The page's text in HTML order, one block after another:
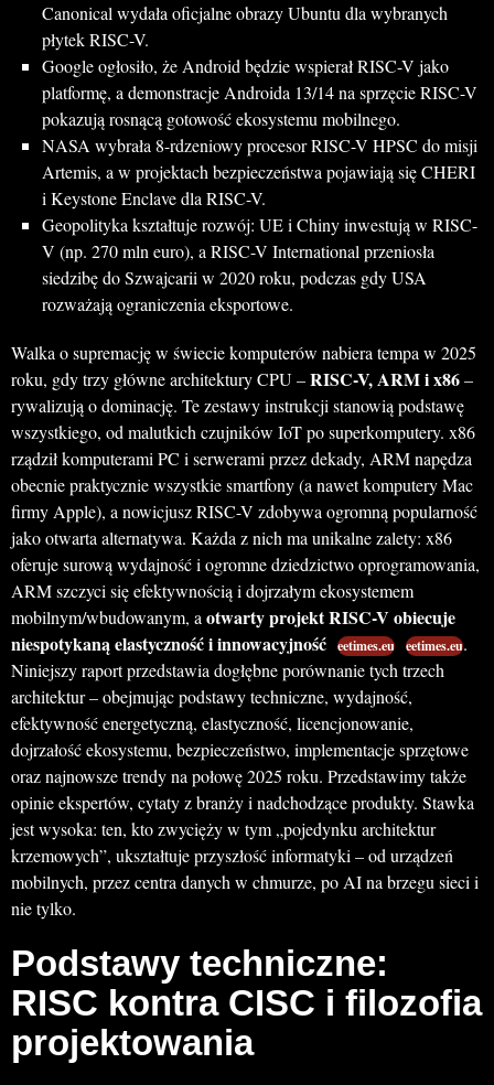
Canonical wydała oficjalne obrazy Ubuntu dla wybranych
płytek RISC-V.
Google ogłosiło, że Android będzie wspierał RISC-V jako
platformę, a demonstracje Androida 13/14 na sprzęcie RISC-V
pokazują rosnącą gotowość ekosystemu mobilnego.
NASA wybrała 8-rdzeniowy procesor RISC-V HPSC do misji
Artemis, a w projektach bezpieczeństwa pojawiają się CHERI
i Keystone Enclave dla RISC-V.
Geopolityka kształtuje rozwój: UE i Chiny inwestują w RISC-
V (np. 270 mln euro), a RISC-V International przeniosła
siedzibę do Szwajcarii w 2020 roku, podczas gdy USA
rozważają ograniczenia eksportowe.
Walka o supremację w świecie komputerów nabiera tempa w 2025
roku, gdy trzy główne architektury CPU –RISC-V, ARM i x86–
rywalizują o dominację. Te zestawy instrukcji stanowią podstawę
wszystkiego, od malutkich czujników IoT po superkomputery. x86
rządził komputerami PC i serwerami przez dekady, ARM napędza
obecnie praktycznie wszystkie smartfony (a nawet komputery Mac
firmy Apple), a nowicjusz RISC-V zdobywa ogromną popularność
jako otwarta alternatywa. Każda z nich ma unikalne zalety: x86
oferuje surową wydajność i ogromne dziedzictwo oprogramowania,
ARM szczyci się efektywnością i dojrzałym ekosystemem
mobilnym/wbudowanym, aotwarty projekt RISC-V obiecuje
niespotykaną elastyczność i innowacyjność eetimes.eu eetimes.eu.
Niniejszy raport przedstawia dogłębne porównanie tych trzech
architektur – obejmując podstawy techniczne, wydajność,
efektywność energetyczną, elastyczność, licencjonowanie,
dojrzałość ekosystemu, bezpieczeństwo, implementacje sprzętowe
oraz najnowsze trendy na połowę 2025 roku. Przedstawimy także
opinie ekspertów, cytaty z branży i nadchodzące produkty. Stawka
jest wysoka: ten, kto zwycięży w tym „pojedynku architektur
krzemowych”, ukształtuje przyszłość informatyki – od urządzeń
mobilnych, przez centra danych w chmurze, po AI na brzegu sieci i
nie tylko.
Podstawy techniczne:
RISC kontra CISC i filozofia
projektowania